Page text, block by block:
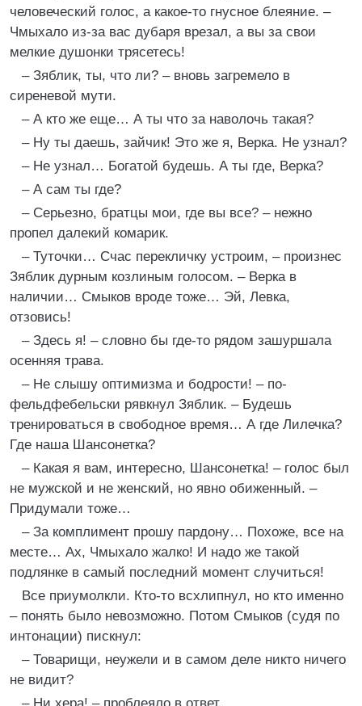
человеческий голос, а какое-то гнусное блеяние. –
Чмыхало из-за вас дубаря врезал, а вы за свои
мелкие душонки трясетесь!
– Зяблик, ты, что ли? – вновь загремело в
сиреневой мути.
– А кто же еще… А ты что за наволочь такая?
– Ну ты даешь, зайчик! Это же я, Верка. Не узнал?
– Не узнал… Богатой будешь. А ты где, Верка?
– А сам ты где?
– Серьезно, братцы мои, где вы все? – нежно
пропел далекий комарик.
– Туточки… Счас перекличку устроим, – произнес
Зяблик дурным козлиным голосом. – Верка в
наличии… Смыков вроде тоже… Эй, Левка,
отзовись!
– Здесь я! – словно бы где-то рядом зашуршала
осенняя трава.
– Не слышу оптимизма и бодрости! – по-
фельдфебельски рявкнул Зяблик. – Будешь
тренироваться в свободное время… А где Лилечка?
Где наша Шансонетка?
– Какая я вам, интересно, Шансонетка! – голос был
не мужской и не женский, но явно обиженный. –
Придумали тоже…
– За комплимент прошу пардону… Похоже, все на
месте… Ах, Чмыхало жалко! И надо же такой
подлянке в самый последний момент случиться!
Все приумолкли. Кто-то всхлипнул, но кто именно
– понять было невозможно. Потом Смыков (судя по
интонации) пискнул:
– Товарищи, неужели и в самом деле никто ничего
не видит?